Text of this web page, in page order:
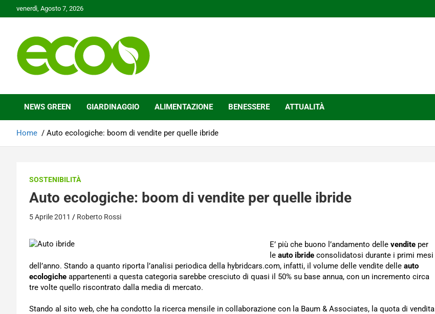
to
venerdì, Agosto 7, 2026
Ecoo.it
NEWS GREEN GIARDINAGGIO ALIMENTAZIONE BENESSERE ATTUALITÀ
Home Auto ecologiche: boom di vendite per quelle ibride
SOSTENIBILITÀ
Auto ecologiche: boom di vendite per quelle ibride
5 Aprile 2011 Roberto Rossi
E’ più che buono l’andamento delle vendite per
le auto ibride consolidatosi durante i primi mesi
dell’anno. Stando a quanto riporta l’analisi periodica della hybridcars.com, infatti, il volume delle vendite delle auto
ecologiche appartenenti a questa categoria sarebbe cresciuto di quasi il 50% su base annua, con un incremento circa
tre volte quello riscontrato dalla media di mercato.
Stando al sito web, che ha condotto la ricerca mensile in collaborazione con la Baum & Associates, la quota di vendita